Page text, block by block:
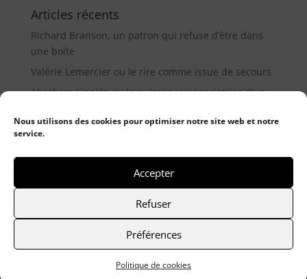
Nous utilisons des cookies pour optimiser notre site web et notre
service.
Accepter
Refuser
Préférences
Politique de cookies
Articles récents
Richard Branson, un patron qui refuse d’être dans
une boîte
Valérie Lemercier ou le rire comme issue de secours
Abraham Lincoln ou la puissance négociatrice d’un
© 2021 Frederic Haumonté- Mentions légales
Politique de cookies
Site réalisé par Graphisme com & digitale